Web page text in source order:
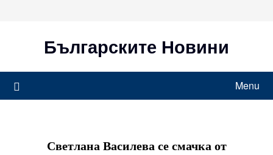
Българските Новини
Menu
Светлана Василева се смачка от